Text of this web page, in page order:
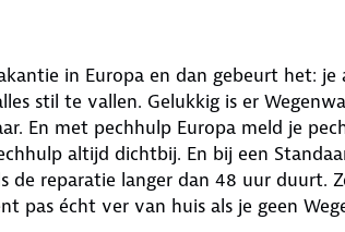
in Europa en dan gebeurt het:
stil te vallen. Gelukkig is er
En met pechhulp Europa meld je
altijd dichtbij. En bij een
de reparatie langer dan 48 uur duurt.
pas écht ver van huis als je geen